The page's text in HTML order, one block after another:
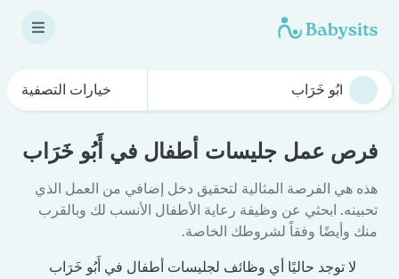
خيارات التصفية
فرص عمل جليسات أطفال في أَبُو خَرَاب
هذه هي الفرصة المثالية لتحقيق دخل إضافي من العمل الذي
تحبينه. ابحثي عن وظيفة رعاية الأطفال الأنسب لك وبالقرب
منك وأيضًا وفقاً لشروطك الخاصة.
لا توجد حاليًا أي وظائف لجليسات أطفال في أَبُو خَرَاب